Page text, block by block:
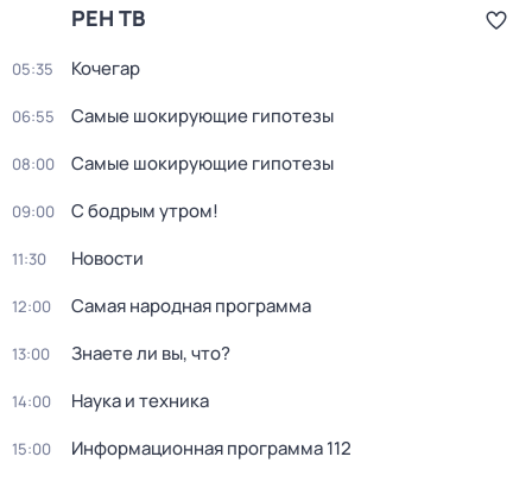
РЕН ТВ
05:35 Koчегар
06:55 Самые шoкиpующие гипотезы
08:00 Самые шoкиpующие гипотезы
09:00 С бодрым утром!
11:30 Новости
12:00 Самая народная программа
13:00 Знаете ли вы, что?
14:00 Наука и техника
15:00 Информационная программа 112